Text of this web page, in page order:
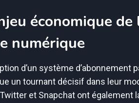
économique
numérique
d’un système
un tournant décisif dans leur
et Snapchat ont également